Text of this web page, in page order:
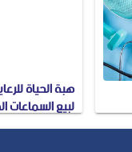
هبة الحياة
لبيع السماعات